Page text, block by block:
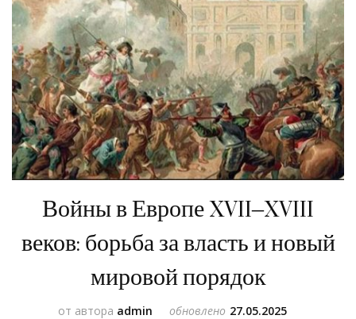
Войны в Европе XVII–XVIII
веков: борьба за власть и новый
мировой порядок
от автора admin обновлено 27.05.2025